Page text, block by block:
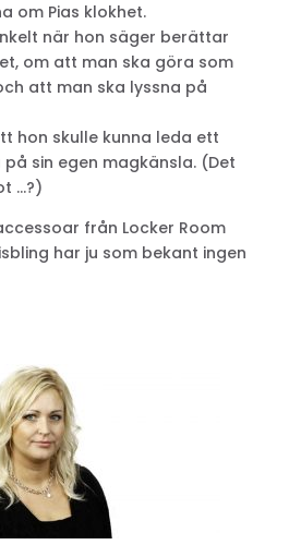
om Pias klokhet.
när hon säger berättar
om att man ska göra som
att man ska lyssna på
hon skulle kunna leda ett
sin egen magkänsla. (Det
…?)
från Locker Room
har ju som bekant ingen